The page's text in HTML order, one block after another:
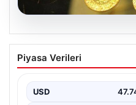
07.08.2026
Altın fiyatları canlı
fiyatları bugün ne
Piyasa Verileri
USD